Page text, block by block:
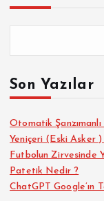
Son Yazılar
Otomatik
Yeniçeri (Eski Asker
Futbolun Zirvesinde
Patetik Nedir ?
ChatGPT Google’ın